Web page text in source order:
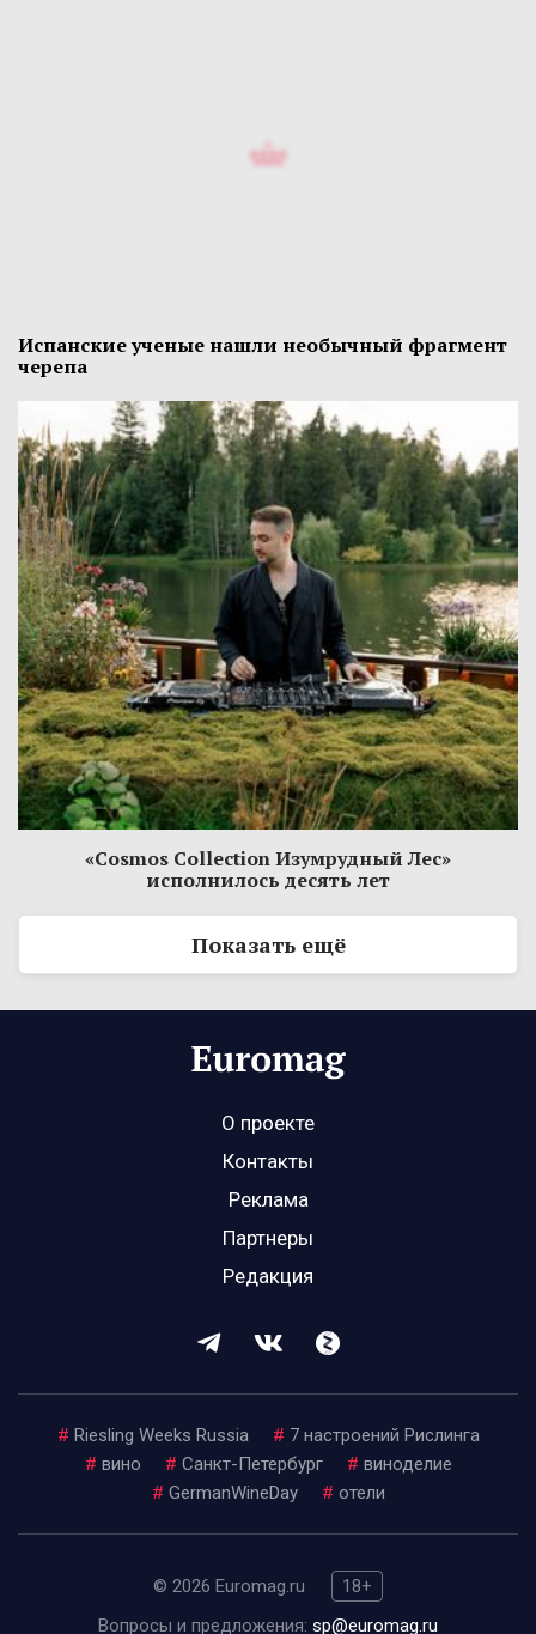
Испанские ученые нашли необычный фрагмент
черепа
«Cosmos Collection Изумрудный Лес»
исполнилось десять лет
Показать ещё
О проекте
Контакты
Реклама
Партнеры
Редакция
# Riesling Weeks Russia # 7 настроений Рислинга
# вино # Санкт-Петербург # виноделие
# GermanWineDay # отели
© 2026 Euromag.ru
18+
Вопросы и предложения: sp@euromag.ru